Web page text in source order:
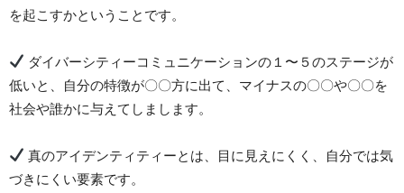
を起こすかということです。
ダイバーシティーコミュニケーションの１〜５のステージが
低いと、自分の特徴が〇〇方に出て、マイナスの〇〇や〇〇を
社会や誰かに与えてしまします。
真のアイデンティティーとは、目に見えにくく、自分では気
づきにくい要素です。